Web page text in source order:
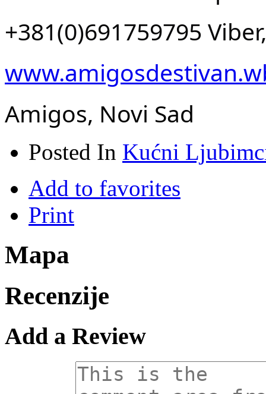
+381(0)691759795
Amigos, Novi Sad
Posted In Kućni
Add to favorites
Print
Mapa
Recenzije
Add a Review